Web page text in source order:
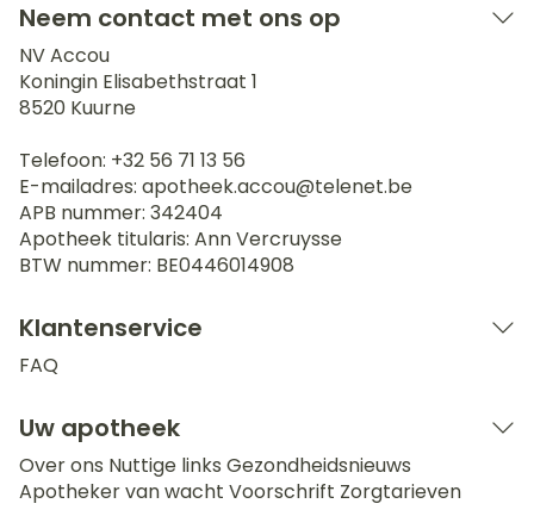
Neem contact met ons op
NV Accou
Koningin Elisabethstraat 1
8520 Kuurne
Telefoon: +32 56 71 13 56
E-mailadres: apotheek.accou@telenet.be
APB nummer: 342404
Apotheek titularis: Ann Vercruysse
BTW nummer: BE0446014908
Klantenservice
FAQ
Uw apotheek
Over ons Nuttige links Gezondheidsnieuws
Apotheker van wacht Voorschrift Zorgtarieven